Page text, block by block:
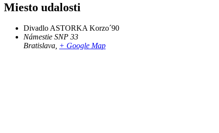
Miesto udalosti
Divadlo ASTORKA Korzo´90
Námestie SNP 33
Bratislava + Google Map